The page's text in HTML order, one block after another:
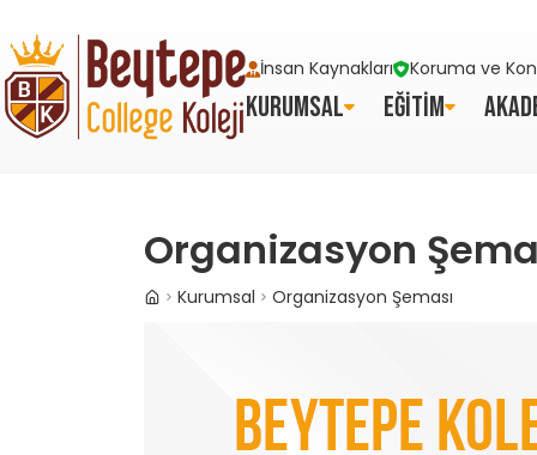
İnsan Kaynakları Koruma ve
KURUMSAL EĞİTİM
Organizasyon
Kurumsal Organizasyon Şeması